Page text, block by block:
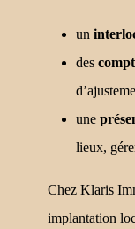
un
des
une
lieux,
Chez Klaris
implantation